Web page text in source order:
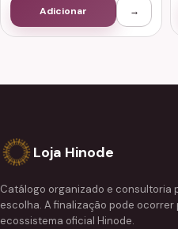
Adicionar →
Loja Hinode
Catálogo organizado e consultoria
escolha. A finalização pode ocorrer
ecossistema oficial Hinode.